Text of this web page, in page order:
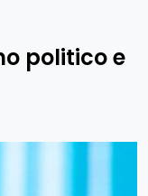
politico e